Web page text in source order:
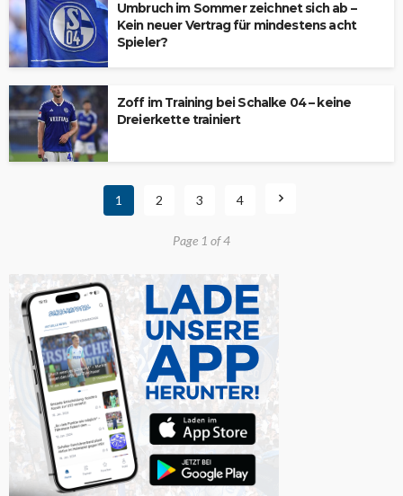
Umbruch im Sommer zeichnet sich ab –
Kein neuer Vertrag für mindestens acht
Spieler?
Zoff im Training bei Schalke 04 – keine
Dreierkette trainiert
1 2 3 4
Page 1 of 4